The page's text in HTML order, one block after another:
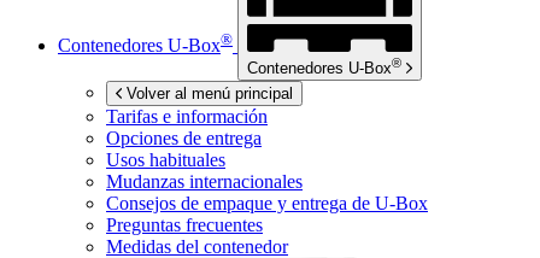
Contenedores U-Box®
Contenedores U-Box®
Volver al menú principal
Tarifas e información
Opciones de entrega
Usos habituales
Mudanzas internacionales
Consejos de empaque y entrega de U-Box
Preguntas frecuentes
Medidas del contenedor